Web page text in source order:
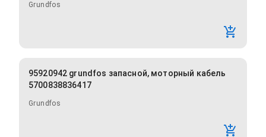
Grundfos
95920942 grundfos запасной, моторный кабель
5700838836417
Grundfos